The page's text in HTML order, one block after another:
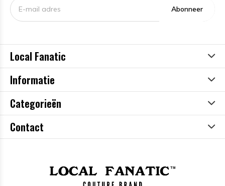
Abonneer
Local Fanatic
Informatie
Categorieën
Contact